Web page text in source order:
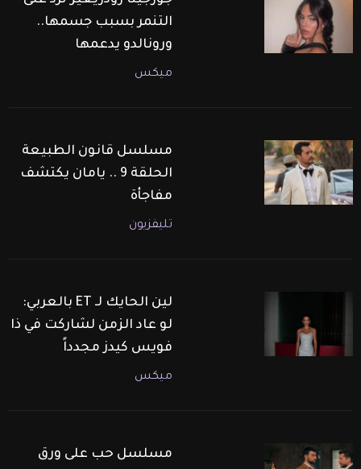
التنمر بسبب جسمها..
ورونالدو يدعمها
ميكس
مسلسل قانون الطبيعة
الحلقة 9 .. يامان يكتشف
مفاجأة
تليفزيون
لين الحايك لـ ET بالعربي:
لو عاد الزمن لشاركت في ذا
فويس كيدز مجدداً
ميكس
مسلسل حب على ورق